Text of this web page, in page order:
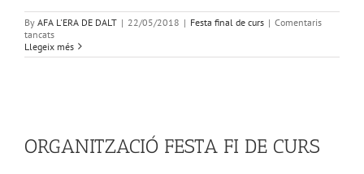
By AFA L'ERA DE DALT | 22/05/2018 | Festa final de curs | Comentaris
tancatsa
FESTA
FINAL
Llegeix més
ORGANITZACIÓ FESTA FI DE CURS